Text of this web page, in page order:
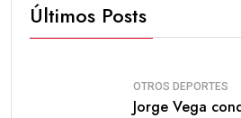
Últimos Posts
OTROS DEPORTES
Jorge Vega